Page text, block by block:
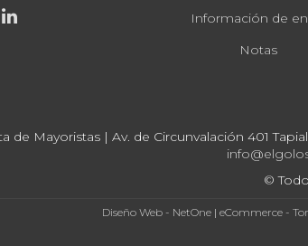
Información de
Notas
de Mayoristas | Av. de Circunvalación 401
©
Diseño Web - NetOne| eCommerce -